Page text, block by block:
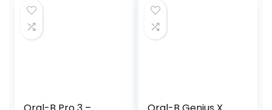
drukcontrole…